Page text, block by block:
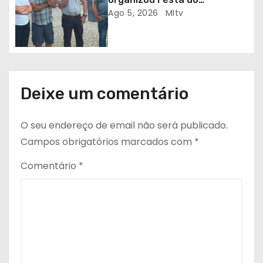
Emigrante
Ago 5, 2026 MItv
Deixe um comentário
O seu endereço de email não será publicado.
Campos obrigatórios marcados com *
Comentário *